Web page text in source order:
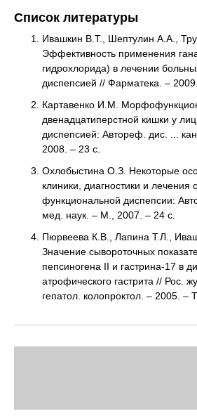
Список литературы
Ивашкин В.Т., Шептулин А.А.,
Эффективность применения
гидрохлорида) в лечении
диспепсией // Фарматека. –
Картавенко И.М.
двенадцатиперстной кишки у
диспепсией: Автореф. дис. ...
2008. – 23 с.
Охлобыстина О.З. Некоторые
клиники, диагностики и лечения
функциональной диспепсии:
мед. наук. – М., 2007. – 24 с.
Пюрвеева К.В., Лапина Т.Л.,
Значение сывороточных
пепсиногена II и гастрина-17 в
атрофического гастрита // Рос.
гепатол. колопроктол. – 2005. –